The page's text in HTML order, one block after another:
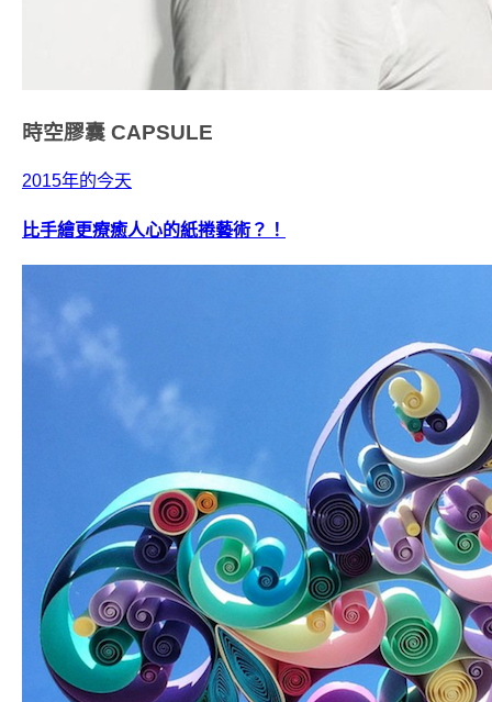
時空膠囊 CAPSULE
2015年的今天
比手繪更療癒人心的紙捲藝術？！